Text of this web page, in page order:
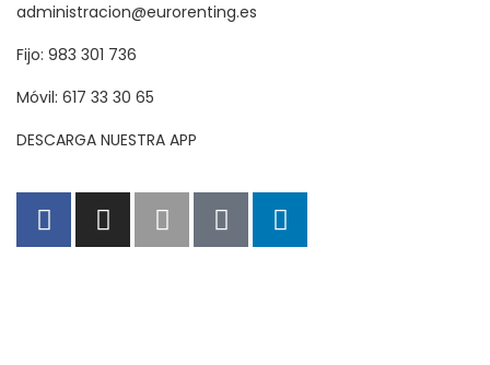
administracion@eurorenting.es
Fijo: 983 301 736
Móvil: 617 33 30 65
DESCARGA NUESTRA APP